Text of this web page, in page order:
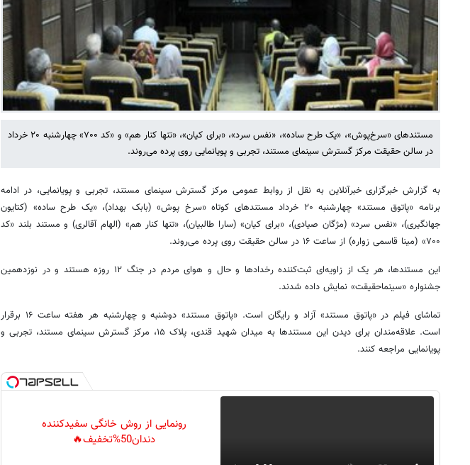
مستندهای «سرخ‌پوش»، «یک طرح ساده»، «نفس سرد»، «برای کیان»، «تنها کنار هم» و «کد ۷۰۰» چهارشنبه ۲۰ خرداد
در سالن حقیقت مرکز گسترش سینمای مستند، تجربی و پویانمایی روی پرده می‌روند.
به گزارش خبرگزاری خبرآنلاین به نقل از روابط عمومی مرکز گسترش سینمای مستند، تجربی و پویانمایی، در ادامه
برنامه «پاتوق مستند» چهارشنبه ۲۰ خرداد مستندهای کوتاه «سرخ پوش» (بابک بهداد)، «یک طرح ساده» (کتایون
جهانگیری)، «نفس سرد» (مژگان صیادی)، «برای کیان» (سارا طالبیان)، «تنها کنار هم» (الهام آقالری) و مستند بلند «کد
۷۰۰» (مینا قاسمی زواره) از ساعت ۱۶ در سالن حقیقت روی پرده می‌روند.
این مستندها، هر یک از زاویه‌ای ثبت‌کننده رخدادها و حال و هوای مردم در جنگ ۱۲ روزه هستند و در نوزدهمین
جشنواره «سینماحقیقت» نمایش داده شدند.
تماشای فیلم در «پاتوق مستند» آزاد و رایگان است. «پاتوق مستند» دوشنبه و چهارشنبه هر هفته ساعت ۱۶ برقرار
است. علاقه‌مندان برای دیدن این مستندها به میدان شهید قندی، پلاک ۱۵، مرکز گسترش سینمای مستند، تجربی و
پویانمایی مراجعه کنند.
رونمایی از روش خانگی سفیدکننده
دندان50%تخفیف🔥